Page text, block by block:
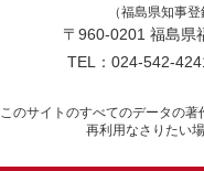
（福島県知事
〒960-0201 福島県
TEL：024-542-
このサイトのすべてのデータの著
再利用なさりたい